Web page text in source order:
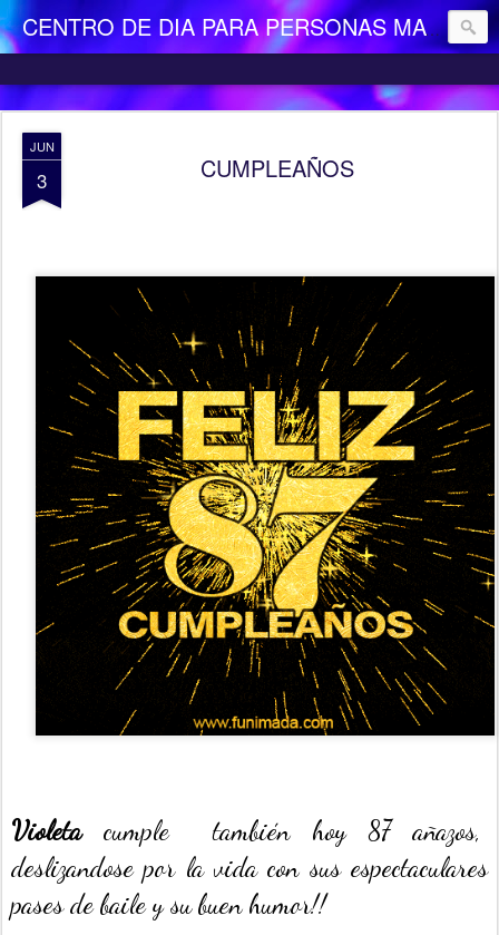
CENTRO DE DIA PARA PERSONAS MAYORES DEPENDIENTES "LA CAMOCHA"
JUN
3 CUMPLEAÑOS
Violetacumple también hoy 87 añazos,
deslizandose por la vida con sus espectaculares
pases de baile y su buen humor!!